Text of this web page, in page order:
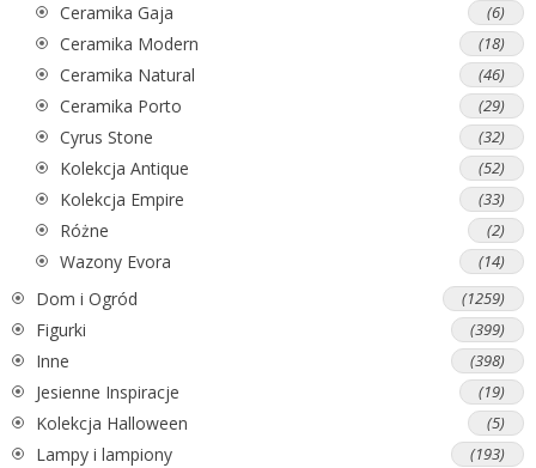
Ceramika Gaja (6)
Ceramika Modern (18)
Ceramika Natural (46)
Ceramika Porto (29)
Cyrus Stone (32)
Kolekcja Antique (52)
Kolekcja Empire (33)
Różne (2)
Wazony Evora (14)
Dom i Ogród (1259)
Figurki (399)
Inne (398)
Jesienne Inspiracje (19)
Kolekcja Halloween (5)
Lampy i lampiony (193)